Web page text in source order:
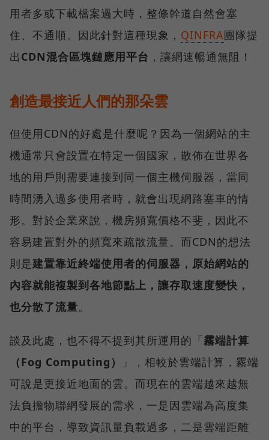
用者多或下載檔案過大時，整條幹道自然會塞
住、不通順。因此針對這種現象， QINFRA團隊提
出 CDN混合區塊鏈應用平台 ，讓網速暢通無阻！
創造最接近人們的那朵雲
但使用CDN的好處是什麼呢？因為一個網站的主
機通常只會設置在特定一個國家，散佈在世界各
地的用戶則需要連接到同一個主機伺服器，當同
時間湧入過多使用者時，就會出現網路塞車的情
形。對於企業來說，機房頻寬價格不斐，因此不
容易建置對外的頻寬來疏散流量。而CDN的想法
則是建置靠近終端使用者的伺服器，原始網站的
內容就能複製到各地節點上，讓存取速度變快，
也分散了流量。
談及此處，也不得不提到其所運用的「霧端計算
（Fog Computing）
」，相較於雲端計算，霧端
可說是更接近地面的雲。而現在的雲端越來越無
法負擔物聯網發展的需求，一是因雲端為高度集
中的平台，導致資訊量負載過多，二是雲端距離